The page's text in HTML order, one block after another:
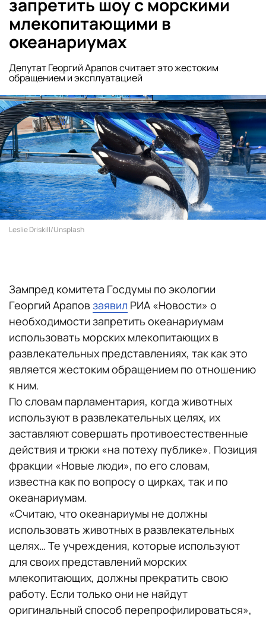
запретить шоу с морскими
млекопитающими в
океанариумах
Депутат Георгий Арапов считает это жестоким
обращением и эксплуатацией
Leslie Driskill/Unsplash
Зампред комитета Госдумы по экологии
Георгий Арапов заявил РИА «Новости» о
необходимости запретить океанариумам
использовать морских млекопитающих в
развлекательных представлениях, так как это
является жестоким обращением по отношению
к ним.
По словам парламентария, когда животных
используют в развлекательных целях, их
заставляют совершать противоестественные
действия и трюки «на потеху публике». Позиция
фракции «Новые люди», по его словам,
известна как по вопросу о цирках, так и по
океанариумам.
«Считаю, что океанариумы не должны
использовать животных в развлекательных
целях… Те учреждения, которые используют
для своих представлений морских
млекопитающих, должны прекратить свою
работу. Если только они не найдут
оригинальный способ перепрофилироваться»,